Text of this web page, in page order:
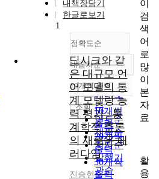
내책장담기
한글로보기
정확도순
정확도
순
인기도
순
연도순
제목순
저자순
발행기
관순
내림차순
내림차순
10개씩 출력
10개씩
출력
20개씩
출력
30개씩
출력
조회
1
딥시크와 같
은 대규모 언
어 모델의 통
계 모델링 능
력 평가 : 통
계학적 추론
의 새로운 패
러다임
진승현
이
검
색
어
로
많
이
본
자
료
활
용